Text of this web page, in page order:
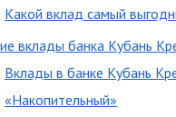
Какой вклад самый
вклады банка Кубань
Вклады в банке Кубань
«Накопительный»